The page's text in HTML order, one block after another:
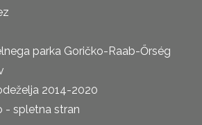
parka Goričko-Raab-Őrség
2014-2020
- spletna stran